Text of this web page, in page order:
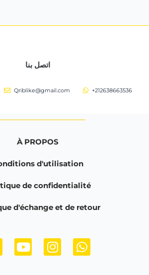
اتصل بنا
Qriblike@gmail.com +212638663536
À PROPOS
d'utilisation
de confidentialité
d'échange et de retour
Y
o
I
n
W
h